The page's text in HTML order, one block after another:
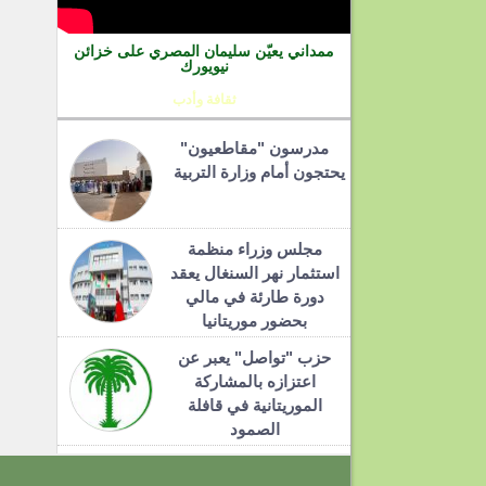
ممداني يعيّن سليمان المصري على خزائن
نيويورك
ثقافة وأدب
مدرسون "مقاطعيون"
يحتجون أمام وزارة التربية
مجلس وزراء منظمة
استثمار نهر السنغال يعقد
دورة طارئة في مالي
بحضور موريتانيا
حزب "تواصل" يعبر عن
اعتزازه بالمشاركة
الموريتانية في قافلة
الصمود